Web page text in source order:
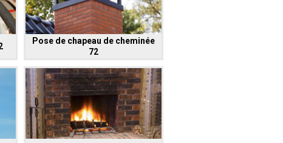
Pose de chapeau de cheminée
72